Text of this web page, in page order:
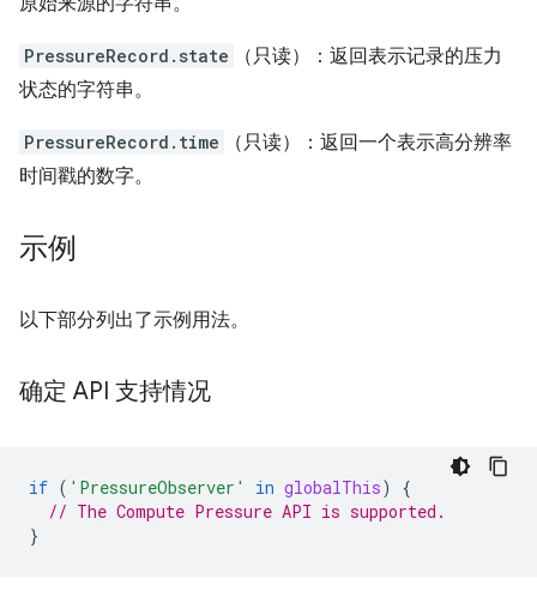
PressureRecord.state
（只读）：返回表示记录的压力
状态的字符串。
PressureRecord.time
（只读）：返回一个表示高分辨率
时间戳的数字。
示例
以下部分列出了示例用法。
确定 API 支持情况
if ( 'PressureObserver' in globalThis)
{
// The Compute Pressure API is supported.
}